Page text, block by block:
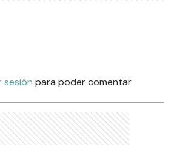
sesión para poder comentar